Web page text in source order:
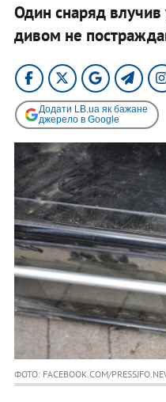
Один снаряд влучив
дивом не
Додати LB.ua як бажане
джерело в Google
ФОТО: FACEBOOK.COM/